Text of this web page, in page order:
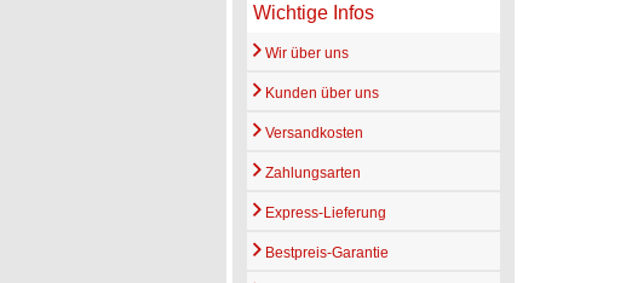
Wichtige Infos
Wir über uns
Kunden über uns
Versandkosten
Zahlungsarten
Express-Lieferung
Bestpreis-Garantie